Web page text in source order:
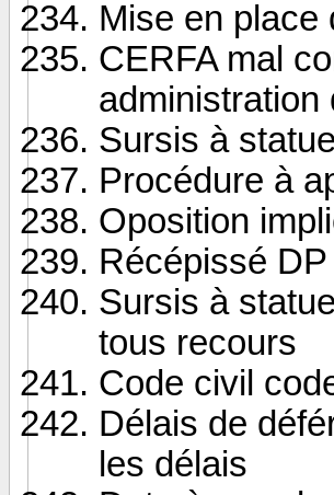
Mise en place
CERFA mal
administration
Sursis à
Procédure à
Oposition
Récépissé
Sursis à
tous recours
Code civil
Délais de
les délais